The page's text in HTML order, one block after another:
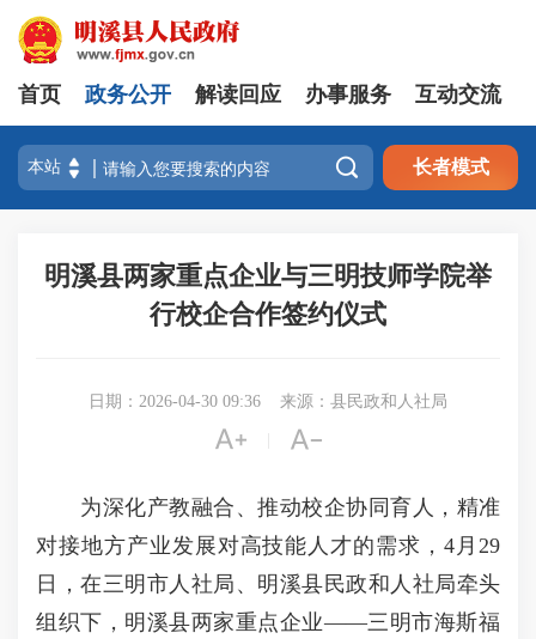
首页 政务公开 解读回应 办事服务 互动交流
 长者模式
明溪县两家重点企业与三明技师学院举
行校企合作签约仪式
日期：2026-04-30 09:36 来源：县民政和人社局
 
为深化产教融合、推动校企协同育人，精准
对接地方产业发展对高技能人才的需求，4月29
日，在三明市人社局、明溪县民政和人社局牵头
组织下，明溪县两家重点企业——三明市海斯福